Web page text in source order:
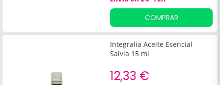
a la hora de elaborar recetas.
Está presentado en un
práctico bote con difusor
con cuentagotas para
facilitar su uso.
COMPRAR
Integralia Aceite Esencial
Salvia 15 ml
12,33 €